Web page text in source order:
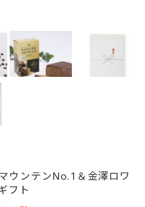
ウンテンNo.1＆金澤ロワ
フト